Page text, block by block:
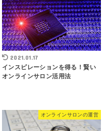
2021.01.17
インスピレーションを得る！賢い
オンラインサロン活用法
オンラインサロンの運営